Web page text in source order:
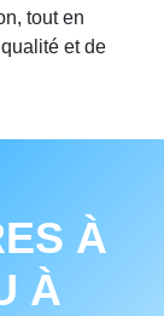
tout en
et de
À
À